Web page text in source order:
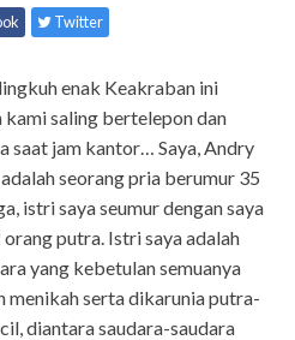
Twitter
enak Keakraban ini
kami saling bertelepon dan
saat jam kantor… Saya, Andry
seorang pria berumur 35
istri saya seumur dengan saya
putra. Istri saya adalah
yang kebetulan semuanya
menikah serta dikarunia putra-
diantara saudara-saudara